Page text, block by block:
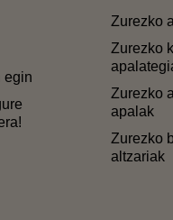
egin
Zurezko
Zurezko
Zurezko
apalak
Zurezko
altzariak